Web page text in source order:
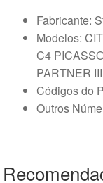
Fabricante:
Modelos:
C4
PARTNER
Códigos do
Outros